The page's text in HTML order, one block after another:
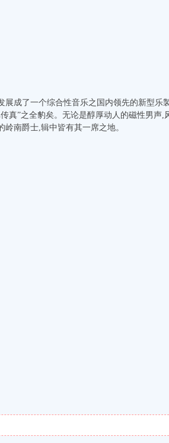
成了一个综合性音乐之国内领先的新型乐
真”之全豹矣。无论是醇厚动人的磁性男声,
南爵士,辑中皆有其一席之地。